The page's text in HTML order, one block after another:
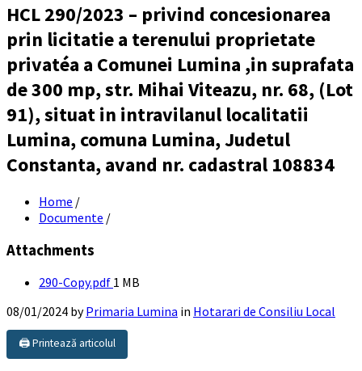
HCL 290/2023 – privind concesionarea
prin licitatie a terenului proprietate
privatéa a Comunei Lumina ,in suprafata
de 300 mp, str. Mihai Viteazu, nr. 68, (Lot
91), situat in intravilanul localitatii
Lumina, comuna Lumina, Judetul
Constanta, avand nr. cadastral 108834
Home /
Documente /
Attachments
290-Copy.pdf File
1 MB
08/01/2024 byPrimaria Lumina in Hotarari de Consiliu Local
🖨️ Printează articolul